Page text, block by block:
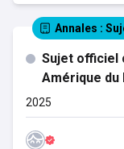
Annales :
Sujet officiel
Amérique du
2025